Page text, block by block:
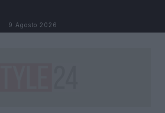
9 Agosto 2026